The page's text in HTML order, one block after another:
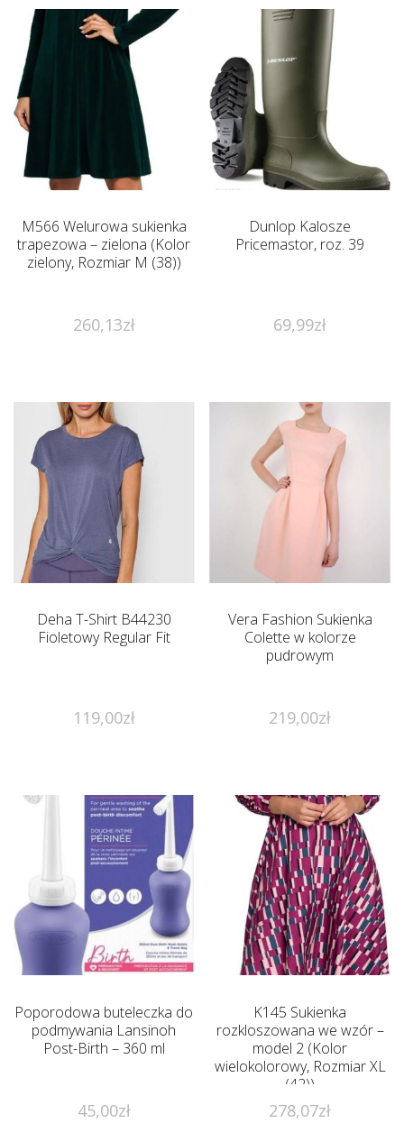
M566 Welurowa sukienka
trapezowa – zielona (Kolor
zielony, Rozmiar M (38))
260,13zł
Dunlop Kalosze
Pricemastor, roz. 39
69,99zł
Deha T-Shirt B44230
Fioletowy Regular Fit
119,00zł
Vera Fashion Sukienka
Colette w kolorze
pudrowym
219,00zł
Poporodowa buteleczka do
podmywania Lansinoh
Post-Birth – 360 ml
45,00zł
K145 Sukienka
rozkloszowana we wzór –
model 2 (Kolor
wielokolorowy, Rozmiar XL
(42))
278,07zł